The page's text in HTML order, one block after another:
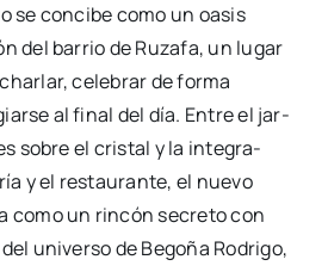
se con­ci­be como un oasis
del barrio de Ruza­fa, un lugar
cele­brar de for­ma
al final del día. Entre el jar­
sobre el cris­tal y la inte­gra­
y el res­tau­ran­te, el nue­vo
como un rin­cón secre­to con
uni­ver­so de Bego­ña Rodri­go,